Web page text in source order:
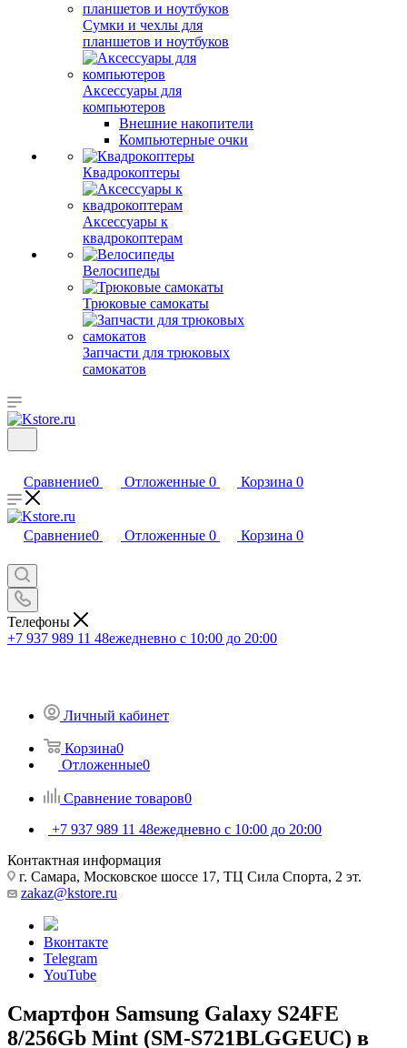
Сумки и чехлы для
планшетов и ноутбуков
Аксессуары для
компьютеров
Внешние накопители
Компьютерные очки
Квадрокоптеры
Аксессуары к
квадрокоптерам
Велосипеды
Трюковые самокаты
Запчасти для трюковых
самокатов
Сравнение0 Отложенные 0 Корзина 0
Сравнение0 Отложенные 0 Корзина 0
Телефоны
+7 937 989 11 48ежедневно с 10:00 до 20:00
Личный кабинет
Корзина0
Отложенные0
Сравнение товаров0
+7 937 989 11 48ежедневно с 10:00 до 20:00
Контактная информация
г. Самара, Московское шоссе 17, ТЦ Сила Спорта, 2 эт.
zakaz@kstore.ru
Вконтакте
Telegram
YouTube
Смартфон Samsung Galaxy S24FE
8/256Gb Mint (SM-S721BLGGEUC) в